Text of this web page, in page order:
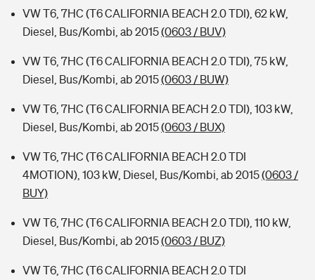
VW T6, 7HC (T6 CALIFORNIA BEACH 2.0 TDI), 62 kW,
Diesel, Bus/Kombi, ab 2015(0603 / BUV)
VW T6, 7HC (T6 CALIFORNIA BEACH 2.0 TDI), 75 kW,
Diesel, Bus/Kombi, ab 2015(0603 / BUW)
VW T6, 7HC (T6 CALIFORNIA BEACH 2.0 TDI), 103 kW,
Diesel, Bus/Kombi, ab 2015(0603 / BUX)
VW T6, 7HC (T6 CALIFORNIA BEACH 2.0 TDI
4MOTION), 103 kW, Diesel, Bus/Kombi, ab 2015(0603 /
BUY)
VW T6, 7HC (T6 CALIFORNIA BEACH 2.0 TDI), 110 kW,
Diesel, Bus/Kombi, ab 2015(0603 / BUZ)
VW T6, 7HC (T6 CALIFORNIA BEACH 2.0 TDI